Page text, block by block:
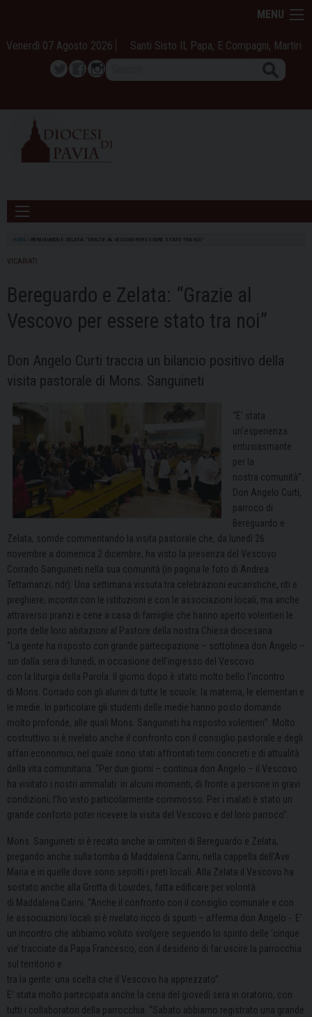
content
MENU
Venerdì 07 Agosto 2026 Santi Sisto II, Papa, E Compagni, Martiri
TwitterFacebook
Instagram
HOME BEREGUARDO E ZELATA: “GRAZIE AL VESCOVO PER ESSERE STATO TRA NOI”
VICARIATI
Bereguardo e Zelata: “Grazie al
Vescovo per essere stato tra noi”
Don Angelo Curti traccia un bilancio positivo della
visita pastorale di Mons. Sanguineti
“E’ stata
un’esperienza
entusiasmante
per la
nostra comunità”.
Don Angelo Curti,
parroco di
Bereguardo e
Zelata, sorride commentando la visita pastorale che, da lunedì 26
novembre a domenica 2 dicembre, ha visto la presenza del Vescovo
Corrado Sanguineti nella sua comunità (in pagina le foto di Andrea
Tettamanzi, ndr). Una settimana vissuta tra celebrazioni eucaristiche, riti e
preghiere, incontri con le istituzioni e con le associazioni locali, ma anche
attraverso pranzi e cene a casa di famiglie che hanno aperto volentieri le
porte delle loro abitazioni al Pastore della nostra Chiesa diocesana.
“La gente ha risposto con grande partecipazione – sottolinea don Angelo –
sin dalla sera di lunedì, in occasione dell’ingresso del Vescovo
con la liturgia della Parola. Il giorno dopo è stato molto bello l’incontro
di Mons. Corrado con gli alunni di tutte le scuole: la materna, le elementari e
le medie. In particolare gli studenti delle medie hanno posto domande
molto profonde, alle quali Mons. Sanguineti ha risposto volentieri”. Molto
costruttivo si è rivelato anche il confronto con il consiglio pastorale e degli
affari economici, nel quale sono stati affrontati temi concreti e di attualità
della vita comunitaria. “Per due giorni – continua don Angelo – il Vescovo
ha visitato i nostri ammalati: in alcuni momenti, di fronte a persone in gravi
condizioni, l’ho visto particolarmente commosso. Per i malati è stato un
grande conforto poter ricevere la visita del Vescovo e del loro parroco”.
Mons. Sanguineti si è recato anche ai cimiteri di Bereguardo e Zelata,
pregando anche sulla tomba di Maddalena Carini, nella cappella dell’Ave
Maria e in quelle dove sono sepolti i preti locali. Alla Zelata il Vescovo ha
sostato anche alla Grotta di Lourdes, fatta edificare per volontà
di Maddalena Carini. “Anche il confronto con il consiglio comunale e con
le associazioni locali si è rivelato ricco di spunti – afferma don Angelo -. E’
un incontro che abbiamo voluto svolgere seguendo lo spirito delle ‘cinque
vie’ tracciate da Papa Francesco, con il desiderio di far uscire la parrocchia
sul territorio e
tra la gente: una scelta che il Vescovo ha apprezzato”.
E’ stata molto partecipata anche la cena del giovedì sera in oratorio, con
tutti i collaboratori della parrocchia. “Sabato abbiamo registrato una grande